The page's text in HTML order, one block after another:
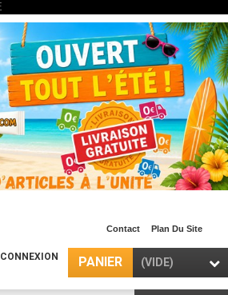
Contact Plan Du Site
PANIER (VIDE)
CONNEXION